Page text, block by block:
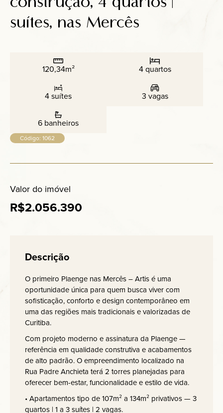
Anuncie
suítes, nas Mercês
120,34m² 4 quartos
4 suítes 3 vagas
6 banheiros
Código: 1062
Valor do imóvel
R$2.056.390
Descrição
O primeiro Plaenge nas Mercês – Artis é uma
oportunidade única para quem busca viver com
sofisticação, conforto e design contemporâneo em
uma das regiões mais tradicionais e valorizadas de
Curitiba.
Com projeto moderno e assinatura da Plaenge —
referência em qualidade construtiva e acabamentos
de alto padrão. O empreendimento localizado na
Rua Padre Anchieta terá 2 torres planejadas para
oferecer bem-estar, funcionalidade e estilo de vida.
• Apartamentos tipo de 107m² a 134m² privativos — 3
quartos | 1 a 3 suítes | 2 vagas.